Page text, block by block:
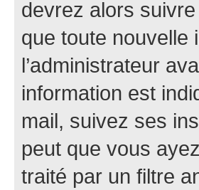
devrez alors
que toute nouvelle
l’administrateur
information est
mail, suivez ses
peut que vous
traité par un filtre